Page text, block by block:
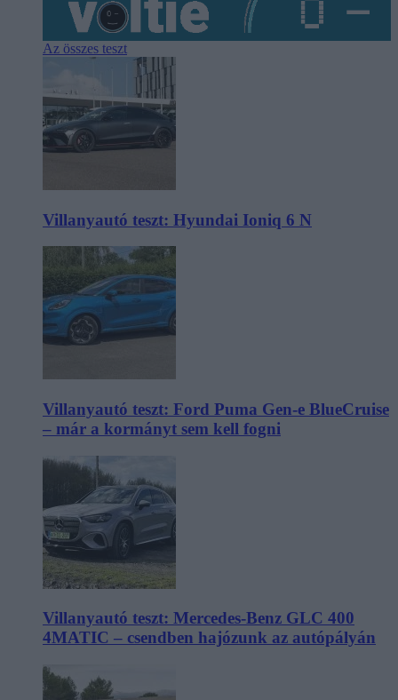
Az összes teszt
Villanyautó teszt: Hyundai Ioniq 6 N
Villanyautó teszt: Ford Puma Gen-e BlueCruise
– már a kormányt sem kell fogni
Villanyautó teszt: Mercedes-Benz GLC 400
4MATIC – csendben hajózunk az autópályán